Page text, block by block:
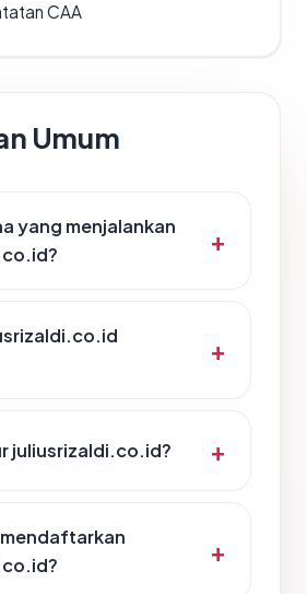
CAA
Umum
yang menjalankan
juliusrizaldi.co.id?